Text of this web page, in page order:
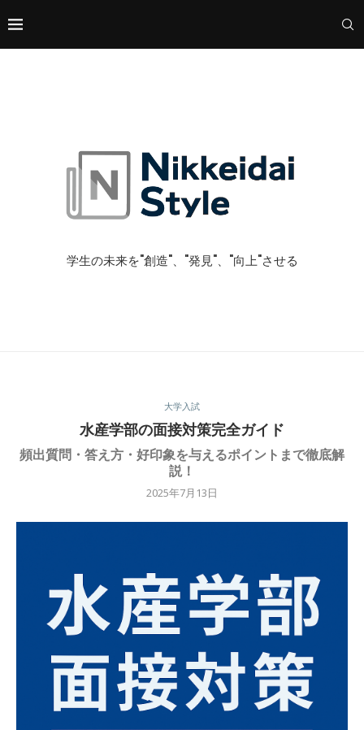
学生の未来を"創造"、"発見"、"向上"させる
大学入試
水産学部の面接対策完全ガイド
頻出質問・答え方・好印象を与えるポイントまで徹底解
説！
2025年7月13日